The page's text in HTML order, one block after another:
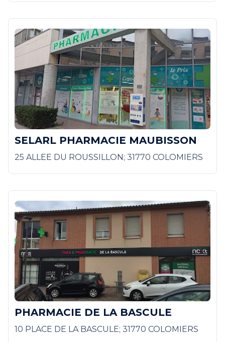
SELARL PHARMACIE MAUBISSON
25 ALLEE DU ROUSSILLON; 31770 COLOMIERS
PHARMACIE DE LA BASCULE
10 PLACE DE LA BASCULE; 31770 COLOMIERS